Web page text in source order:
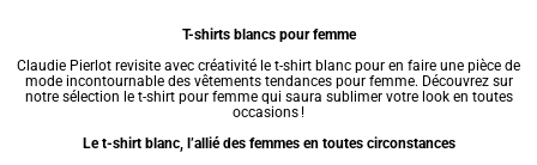
T-shirts blancs pour femme
Claudie Pierlot revisite avec créativité le t-shirt blanc pour en faire une pièce de
mode incontournable des vêtements tendances pour femme. Découvrez sur
notre sélection le t-shirt pour femmequi saura sublimer votre look en toutes
occasions !
Le t-shirt blanc, l’allié des femmes en toutes circonstances